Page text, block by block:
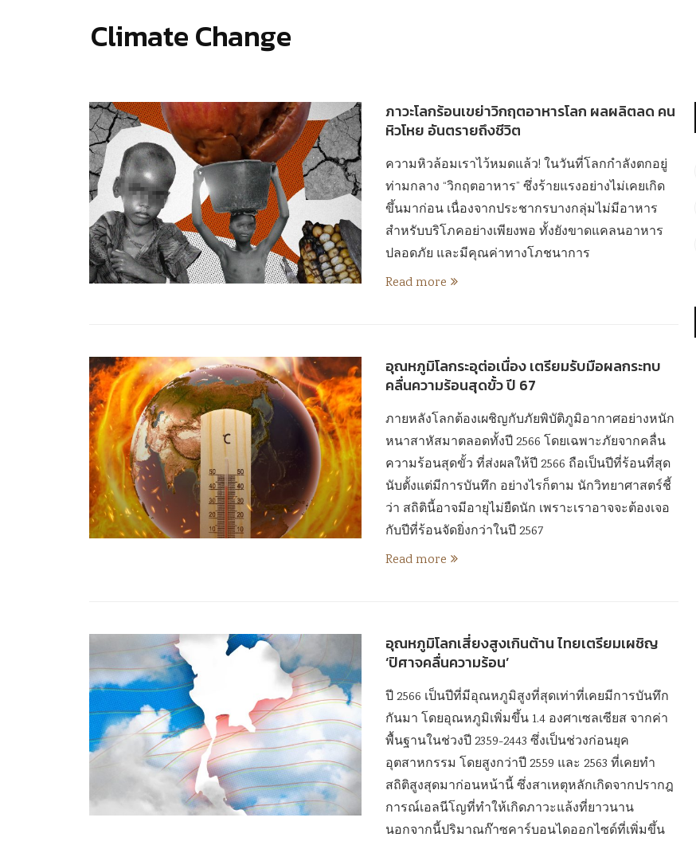
Climate Change
ภาวะโลกร้อนเขย่าวิกฤตอาหารโลก ผลผลิตลด คน
หิวโหย อันตรายถึงชีวิต
ความหิวล้อมเราไว้หมดแล้ว! ในวันที่โลกกำลังตกอยู่
ท่ามกลาง “วิกฤตอาหาร” ซึ่งร้ายแรงอย่างไม่เคยเกิด
ขึ้นมาก่อน เนื่องจากประชากรบางกลุ่มไม่มีอาหาร
สำหรับบริโภคอย่างเพียงพอ ทั้งยังขาดแคลนอาหาร
ปลอดภัย และมีคุณค่าทางโภชนาการ
Read more
อุณหภูมิโลกระอุต่อเนื่อง เตรียมรับมือผลกระทบ
คลื่นความร้อนสุดขั้ว ปี 67
ภายหลังโลกต้องเผชิญกับภัยพิบัติภูมิอากาศอย่างหนัก
หนาสาหัสมาตลอดทั้งปี 2566 โดยเฉพาะภัยจากคลื่น
ความร้อนสุดขั้ว ที่ส่งผลให้ปี 2566 ถือเป็นปีที่ร้อนที่สุด
นับตั้งแต่มีการบันทึก อย่างไรก็ตาม นักวิทยาศาสตร์ชี้
ว่า สถิตินี้อาจมีอายุไม่ยืดนัก เพราะเราอาจจะต้องเจอ
กับปีที่ร้อนจัดยิ่งกว่าในปี 2567
Read more
อุณหภูมิโลกเสี่ยงสูงเกินต้าน ไทยเตรียมเผชิญ
‘ปิศาจคลื่นความร้อน’
ปี 2566 เป็นปีที่มีอุณหภูมิสูงที่สุดเท่าที่เคยมีการบันทึก
กันมา โดยอุณหภูมิเพิ่มขึ้น 1.4 องศาเซลเซียส จากค่า
พื้นฐานในช่วงปี 2359-2443 ซึ่งเป็นช่วงก่อนยุค
อุตสาหกรรม โดยสูงกว่าปี 2559 และ 2563 ที่เคยทำ
สถิติสูงสุดมาก่อนหน้านี้ ซึ่งสาเหตุหลักเกิดจากปรากฎ
การณ์เอลนีโญที่ทำให้เกิดภาวะแล้งที่ยาวนาน
นอกจากนี้ปริมาณก๊าซคาร์บอนไดออกไซด์ที่เพิ่มขึ้น